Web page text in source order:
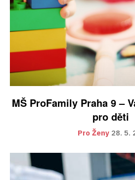
MŠ ProFamily Praha 9 –
pro děti
Pro Ženy 28. 5.